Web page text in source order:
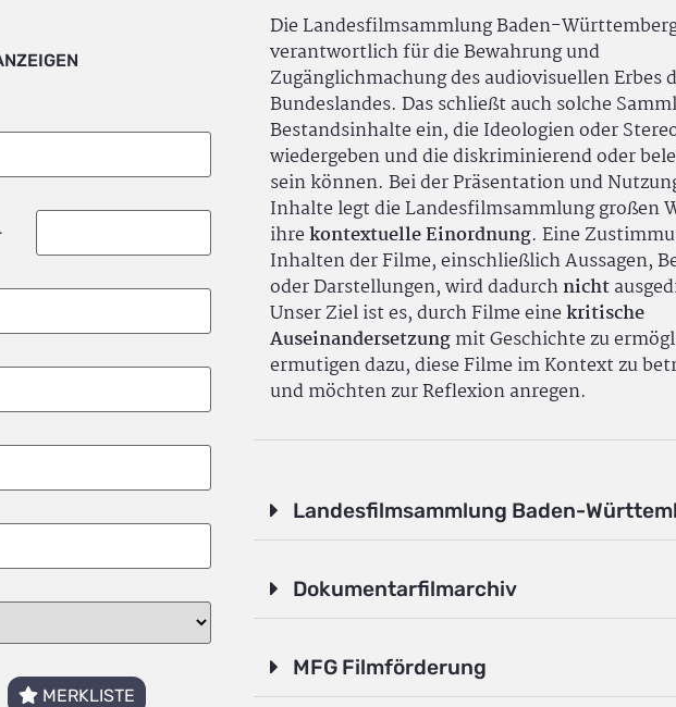
MERKLISTE
Die Landesfilmsammlung Baden-
verantwortlich für die Bewahrung und
Zugänglichmachung des audiovisuellen Erbes
Bundeslandes. Das schließt auch solche
Bestandsinhalte ein, die Ideologien oder
wiedergeben und die diskriminierend oder
sein können. Bei der Präsentation und
Inhalte legt die Landesfilmsammlung großen
ihrekontextuelle Einordnung. Eine
Inhalten der Filme, einschließlich Aussagen,
oder Darstellungen, wird dadurchnicht
Unser Ziel ist es, durch Filme einekritische
Auseinandersetzungmit Geschichte zu
ermutigen dazu, diese Filme im Kontext zu
und möchten zur Reflexion anregen.
Landesfilmsammlung Baden-
Dokumentarfilmarchiv
MFG Filmförderung